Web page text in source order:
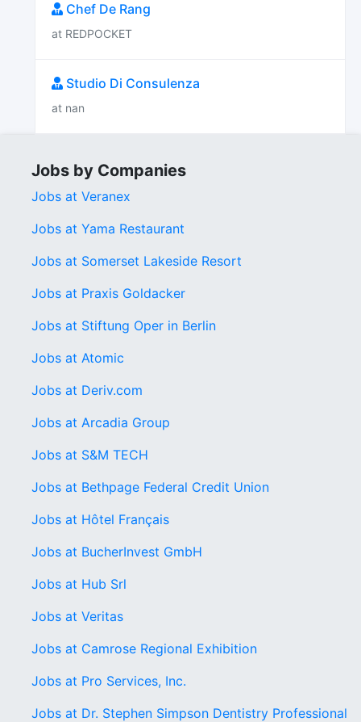
Chef De Rang
at REDPOCKET
Studio Di Consulenza
at nan
Jobs by Companies
Jobs at Veranex
Jobs at Yama Restaurant
Jobs at Somerset Lakeside Resort
Jobs at Praxis Goldacker
Jobs at Stiftung Oper in Berlin
Jobs at Atomic
Jobs at Deriv.com
Jobs at Arcadia Group
Jobs at S&M TECH
Jobs at Bethpage Federal Credit Union
Jobs at Hôtel Français
Jobs at BucherInvest GmbH
Jobs at Hub Srl
Jobs at Veritas
Jobs at Camrose Regional Exhibition
Jobs at Pro Services, Inc.
Jobs at Dr. Stephen Simpson Dentistry Professional